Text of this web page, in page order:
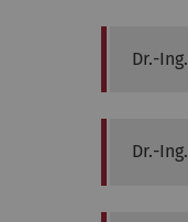
Dr.-Ing.
Dr.-Ing.